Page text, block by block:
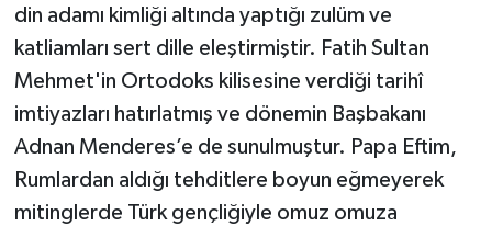
din adamı kimliği altında yaptığı zulüm ve
katliamları sert dille eleştirmiştir. Fatih Sultan
Mehmet'in Ortodoks kilisesine verdiği tarihî
imtiyazları hatırlatmış ve dönemin Başbakanı
Adnan Menderes’e de sunulmuştur. Papa Eftim,
Rumlardan aldığı tehditlere boyun eğmeyerek
mitinglerde Türk gençliğiyle omuz omuza